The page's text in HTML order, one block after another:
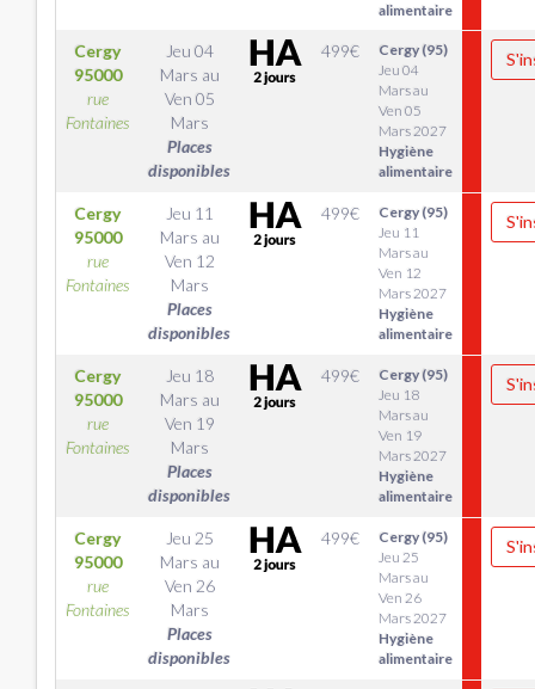
alimentaire
Cergy
95000
rue
Fontaines
Jeu 04
Mars au
Ven 05
Mars
Places
disponibles
499€
Cergy (95)
Jeu 04
Mars au
Ven 05
Mars 2027
Hygiène
alimentaire
Cergy
95000
rue
Fontaines
Jeu 11
Mars au
Ven 12
Mars
Places
disponibles
499€
Cergy (95)
Jeu 11
Mars au
Ven 12
Mars 2027
Hygiène
alimentaire
Cergy
95000
rue
Fontaines
Jeu 18
Mars au
Ven 19
Mars
Places
disponibles
499€
Cergy (95)
Jeu 18
Mars au
Ven 19
Mars 2027
Hygiène
alimentaire
Cergy
95000
rue
Fontaines
Jeu 25
Mars au
Ven 26
Mars
Places
disponibles
499€
Cergy (95)
Jeu 25
Mars au
Ven 26
Mars 2027
Hygiène
alimentaire